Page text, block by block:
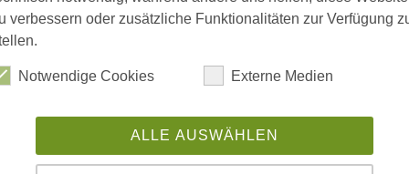
verbessern oder zusätzliche Funktionalitäten zur Verfügung
Notwendige Cookies Externe Medien
ALLE AUSWÄHLEN